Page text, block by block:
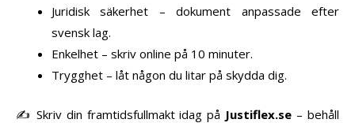
Juridisk säkerhet – dokument anpassade efter
svensk lag.
Enkelhet – skriv online på 10 minuter.
Trygghet – låt någon du litar på skydda dig.
✍️ Skriv din framtidsfullmakt idag på Justiflex.se – behåll